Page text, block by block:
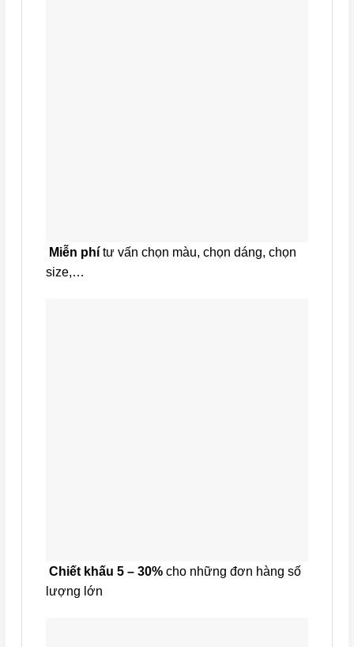
Miễn phí tư vấn chọn màu, chọn dáng, chọn
size,…
Chiết khấu 5 – 30% cho những đơn hàng số
lượng lớn